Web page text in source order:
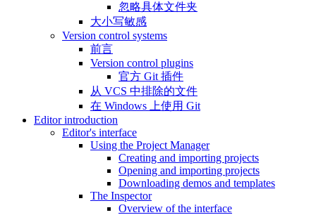
忽略具体文件夹
大小写敏感
Version control systems
前言
Version control plugins
官方 Git 插件
从 VCS 中排除的文件
在 Windows 上使用 Git
Editor introduction
Editor's interface
Using the Project Manager
Creating and importing projects
Opening and importing projects
Downloading demos and templates
The Inspector
Overview of the interface